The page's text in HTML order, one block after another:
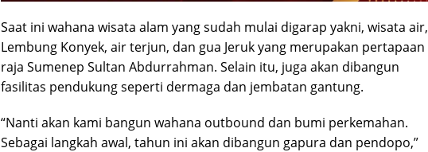
Saat ini wahana wisata alam yang sudah mulai digarap yakni, wisata air,
Lembung Konyek, air terjun, dan gua Jeruk yang merupakan pertapaan
raja Sumenep Sultan Abdurrahman. Selain itu, juga akan dibangun
fasilitas pendukung seperti dermaga dan jembatan gantung.
“Nanti akan kami bangun wahana outbound dan bumi perkemahan.
Sebagai langkah awal, tahun ini akan dibangun gapura dan pendopo,”